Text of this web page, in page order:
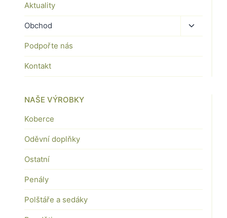
Aktuality
Obchod
Toggle
child
Podpořte nás
Kontakt
NAŠE VÝROBKY
Koberce
Oděvní doplňky
Ostatní
Penály
Polštáře a sedáky